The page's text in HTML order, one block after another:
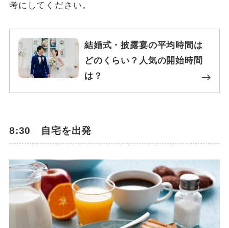
考にしてください。
結婚式・披露宴の平均時間は
どのくらい？人気の開始時間
は？
8:30 自宅を出発